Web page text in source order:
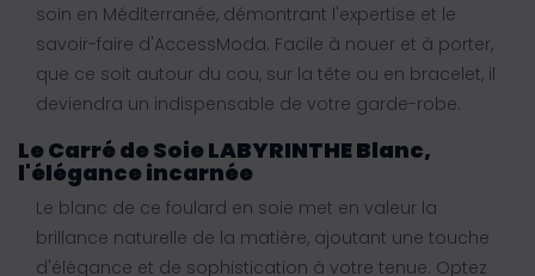
soin en Méditerranée, démontrant l'expertise et le
savoir-faire d'AccessModa. Facile à nouer et à porter,
que ce soit autour du cou, sur la tête ou en bracelet, il
deviendra un indispensable de votre garde-robe.
Le Carré de Soie LABYRINTHE Blanc,
l'élégance incarnée
Le blanc de ce foulard en soie met en valeur la
brillance naturelle de la matière, ajoutant une touche
d'élégance et de sophistication à votre tenue. Optez